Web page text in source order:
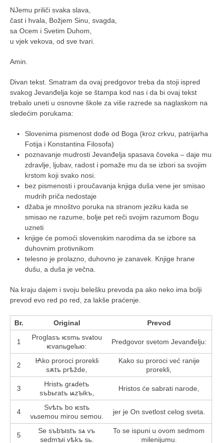
NJemu priliči svaka slava,
čast i hvala, Božjem Sinu, svagda,
sa Ocem i Svetim Duhom,
u vjek vekova, od sve tvari.
Amin.
Divan tekst. Smatram da ovaj predgovor treba da stoji ispred
svakog Jevanđelja koje se štampa kod nas i da bi ovaj tekst
trebalo uneti u osnovne škole za više razrede sa naglaskom na
sledećim porukama:
Slovenima pismenost dođe od Boga (kroz crkvu, patrijarha
Fotija i Konstantina Filosofa)
poznavanje mudrosti Jevanđelja spasava čoveka – daje mu
zdravlje, ljubav, radost i pomaže mu da se izbori sa svojim
krstom koji svako nosi.
bez pismenosti i proučavanja knjiga duša vene jer smisao
mudrih priča nedostaje
džaba je mnoštvo poruka na stranom jeziku kada se
smisao ne razume, bolje pet reči svojim razumom Bogu
uzneti
knjige će pomoći slovenskim narodima da se izbore sa
duhovnim protivnikom
telesno je prolazno, duhovno je zanavek. Knjige hrane
dušu, a duša je večna.
Na kraju dajem i svoju belešku prevoda pa ako neko ima bolji
prevod evo red po red, za lakše praćenje.
Br. Original Prevod
1
Proglasъ ѥsmь svѧtou
ѥvanьgelью:
Predgovor svetom Jevanđelju:
2
Ꙗko proroci prorekli
sѫtъ prѣžde,
Kako su proroci već ranije
prorekli,
3
Hristъ grѧdetъ
sъbьratъ ѩzꙑkъ,
Hristos će sabrati narode,
4
Svѣtъ bo ѥstъ
vьsemou mirou semou.
jer je On svetlost celog sveta.
5
Se sъbꙑstъ sѧ vъ
sedmꙑi vѣkъ sь.
To se ispuni u ovom sedmom
milenijumu.